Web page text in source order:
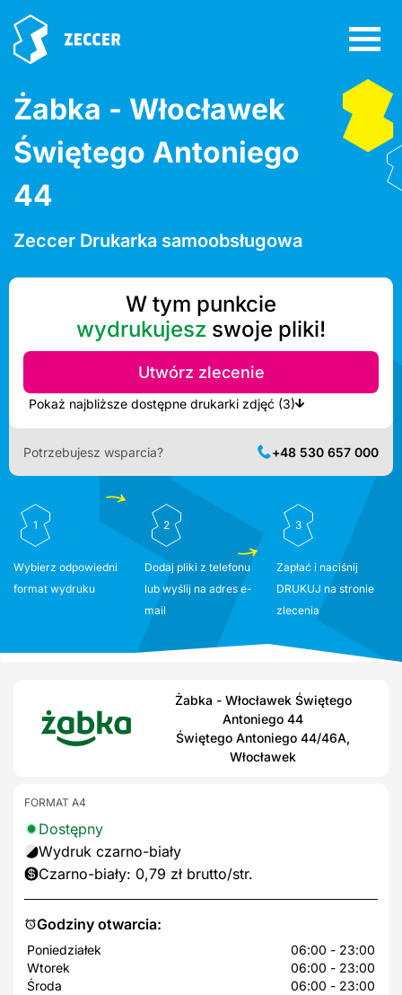
Żabka - Włocławek
Świętego Antoniego
44
Zeccer Drukarka samoobsługowa
W tym punkcie
wydrukujesz swoje pliki!
Utwórz zlecenie
Pokaż najbliższe dostępne drukarki zdjęć (3)
Potrzebujesz wsparcia? +48 530 657 000
1
Wybierz odpowiedni
format wydruku
2
Dodaj pliki z telefonu
lub wyślij na adres e-
mail
3
Zapłać i naciśnij
DRUKUJ na stronie
zlecenia
Żabka - Włocławek Świętego
Antoniego 44
Świętego Antoniego 44/46A,
Włocławek
Godziny otwarcia:
Poniedziałek
06:00 - 23:00
Wtorek
06:00 - 23:00
Środa
06:00 - 23:00
FORMAT A4
Dostępny
Wydruk czarno-biały
Czarno-biały: 0,79 zł brutto/str.